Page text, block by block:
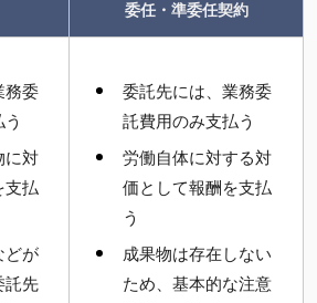
委任・準委任契約
務委
に対
支払
どが
託先
委託先には、業務委
託費用のみ支払う
労働自体に対する対
価として報酬を支払
う
成果物は存在しない
ため、基本的な注意